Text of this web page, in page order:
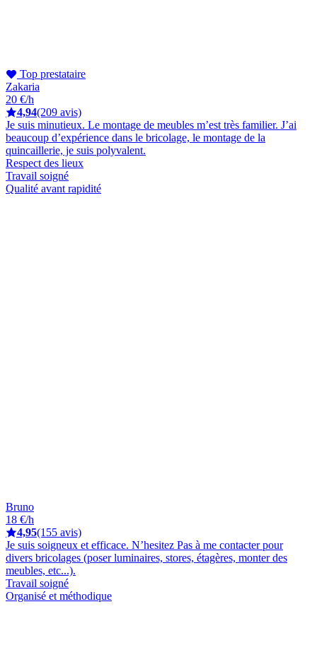
Top prestataire
Zakaria
20 €/h
4,94(209 avis)
Je suis minutieux. Le montage de meubles m’est très familier. J’ai
beaucoup d’expérience dans le bricolage, le montage de la
quincaillerie, je suis polyvalent.
Respect des lieux
Travail soigné
Qualité avant rapidité
Bruno
18 €/h
4,95(155 avis)
Je suis soigneux et efficace. N’hesitez Pas à me contacter pour
divers bricolages (poser luminaires, stores, étagères, monter des
meubles, etc...).
Travail soigné
Organisé et méthodique